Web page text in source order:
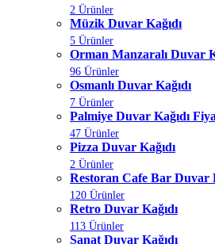
2 Ürünler
Müzik Duvar Kağıdı
5 Ürünler
Orman Manzaralı Duvar
96 Ürünler
Osmanlı Duvar Kağıdı
7 Ürünler
Palmiye Duvar Kağıdı
47 Ürünler
Pizza Duvar Kağıdı
2 Ürünler
Restoran Cafe Bar Duvar
120 Ürünler
Retro Duvar Kağıdı
113 Ürünler
Sanat Duvar Kağıdı